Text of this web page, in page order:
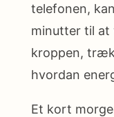
telefonen,
minutter til
kroppen,
hvordan
Et kort